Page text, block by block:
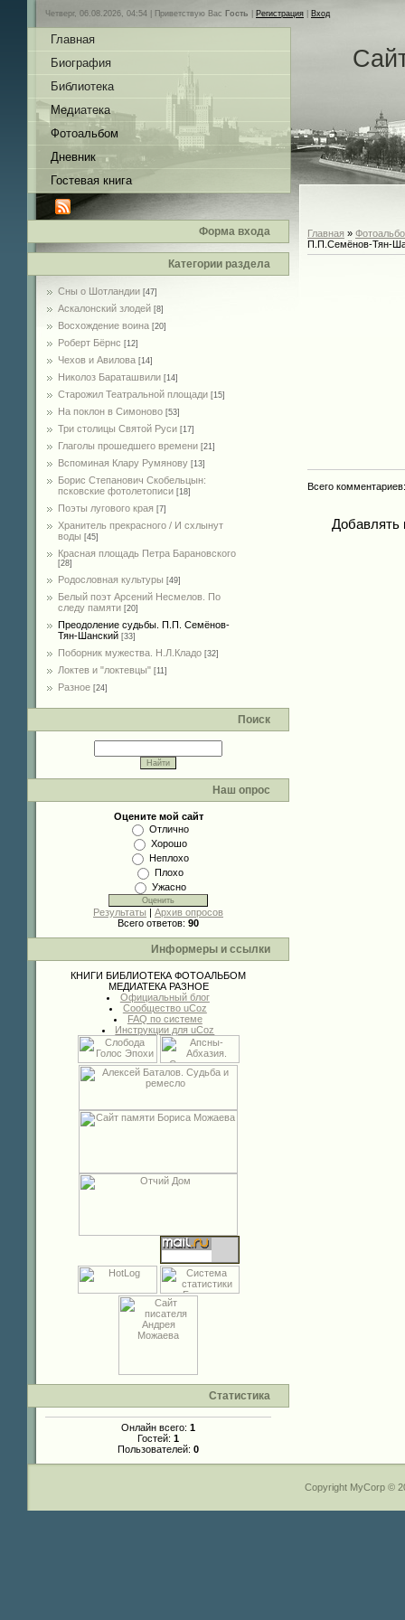
Четверг, 06.08.2026, 04:54 | Приветствую Вас Гость Регистрация Вход
Главная
Биография
Библиотека
Медиатека
Фотоальбом
Дневник
Гостевая книга
Форма входа
Категории раздела
Сны о Шотландии [47]
Аскалонский злодей [8]
Восхождение воина [20]
Роберт Бёрнс [12]
Чехов и Авилова [14]
Николоз Бараташвили [14]
Cтарожил Театральной площади [15]
На поклон в Симоново [53]
Три столицы Святой Руси [17]
Глаголы прошедшего времени [21]
Вспоминая Клару Румянову [13]
Борис Степанович Скобельцын:
псковские фотолетописи [18]
Поэты лугового края [7]
Хранитель прекрасного / И схлынут
воды [45]
Красная площадь Петра Барановского
[28]
Родословная культуры [49]
Белый поэт Арсений Несмелов. По
следу памяти [20]
Преодоление судьбы. П.П. Семёнов-
Тян-Шанский [33]
Поборник мужества. Н.Л.Кладо [32]
Локтев и "локтевцы" [11]
Разное [24]
Поиск
Наш опрос
Оцените мой сайт
Отлично
Хорошо
Неплохо
Плохо
Ужасно
Результаты | Архив опросов
Всего ответов: 90
Информеры и ссылки
КНИГИ БИБЛИОТЕКА ФОТОАЛЬБОМ
МЕДИАТЕКА РАЗНОЕ
Официальный блог
Сообщество uCoz
FAQ по системе
Инструкции для uCoz
Статистика
Онлайн всего: 1
Гостей: 1
Пользователей: 0
Главная »
П.П.Семёнов-Тян-
Всего комментариев
Добавлять
Copyright MyCorp ©